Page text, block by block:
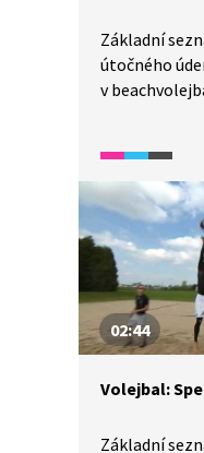
Základní
útočného
v
02:44
Volejbal:
Základní